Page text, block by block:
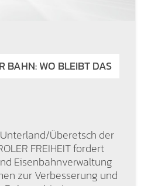
BAHN: WO BLEIBT DAS
Überetsch der
FREIHEIT fordert
Eisenbahnverwaltung
zur Verbesserung und